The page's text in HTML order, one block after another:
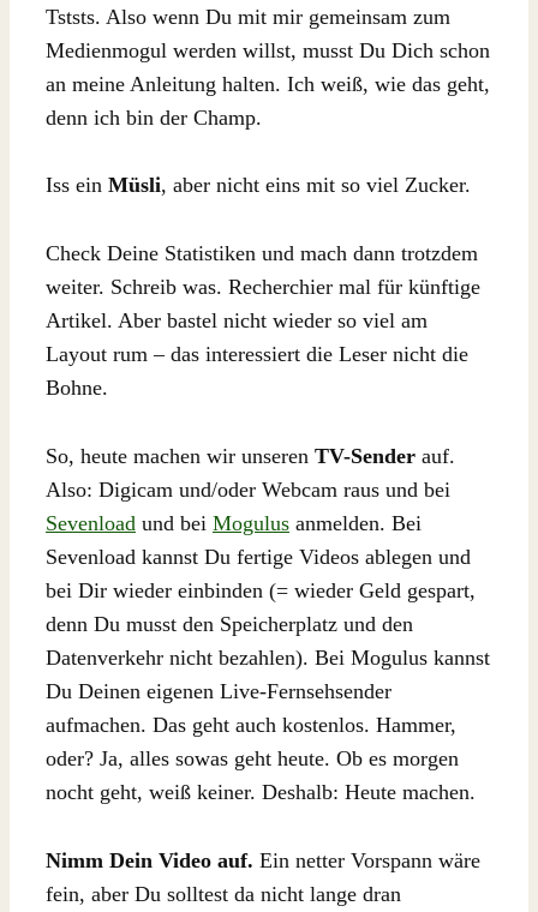
Tststs. Also wenn Du mit mir gemeinsam zum
Medienmogul werden willst, musst Du Dich schon
an meine Anleitung halten. Ich weiß, wie das geht,
denn ich bin der Champ.
Iss ein Müsli, aber nicht eins mit so viel Zucker.
Check Deine Statistiken und mach dann trotzdem
weiter. Schreib was. Recherchier mal für künftige
Artikel. Aber bastel nicht wieder so viel am
Layout rum – das interessiert die Leser nicht die
Bohne.
So, heute machen wir unseren TV-Sender auf.
Also: Digicam und/oder Webcam raus und bei
Sevenload und bei Mogulus anmelden. Bei
Sevenload kannst Du fertige Videos ablegen und
bei Dir wieder einbinden (= wieder Geld gespart,
denn Du musst den Speicherplatz und den
Datenverkehr nicht bezahlen). Bei Mogulus kannst
Du Deinen eigenen Live-Fernsehsender
aufmachen. Das geht auch kostenlos. Hammer,
oder? Ja, alles sowas geht heute. Ob es morgen
nocht geht, weiß keiner. Deshalb: Heute machen.
Nimm Dein Video auf. Ein netter Vorspann wäre
fein, aber Du solltest da nicht lange dran